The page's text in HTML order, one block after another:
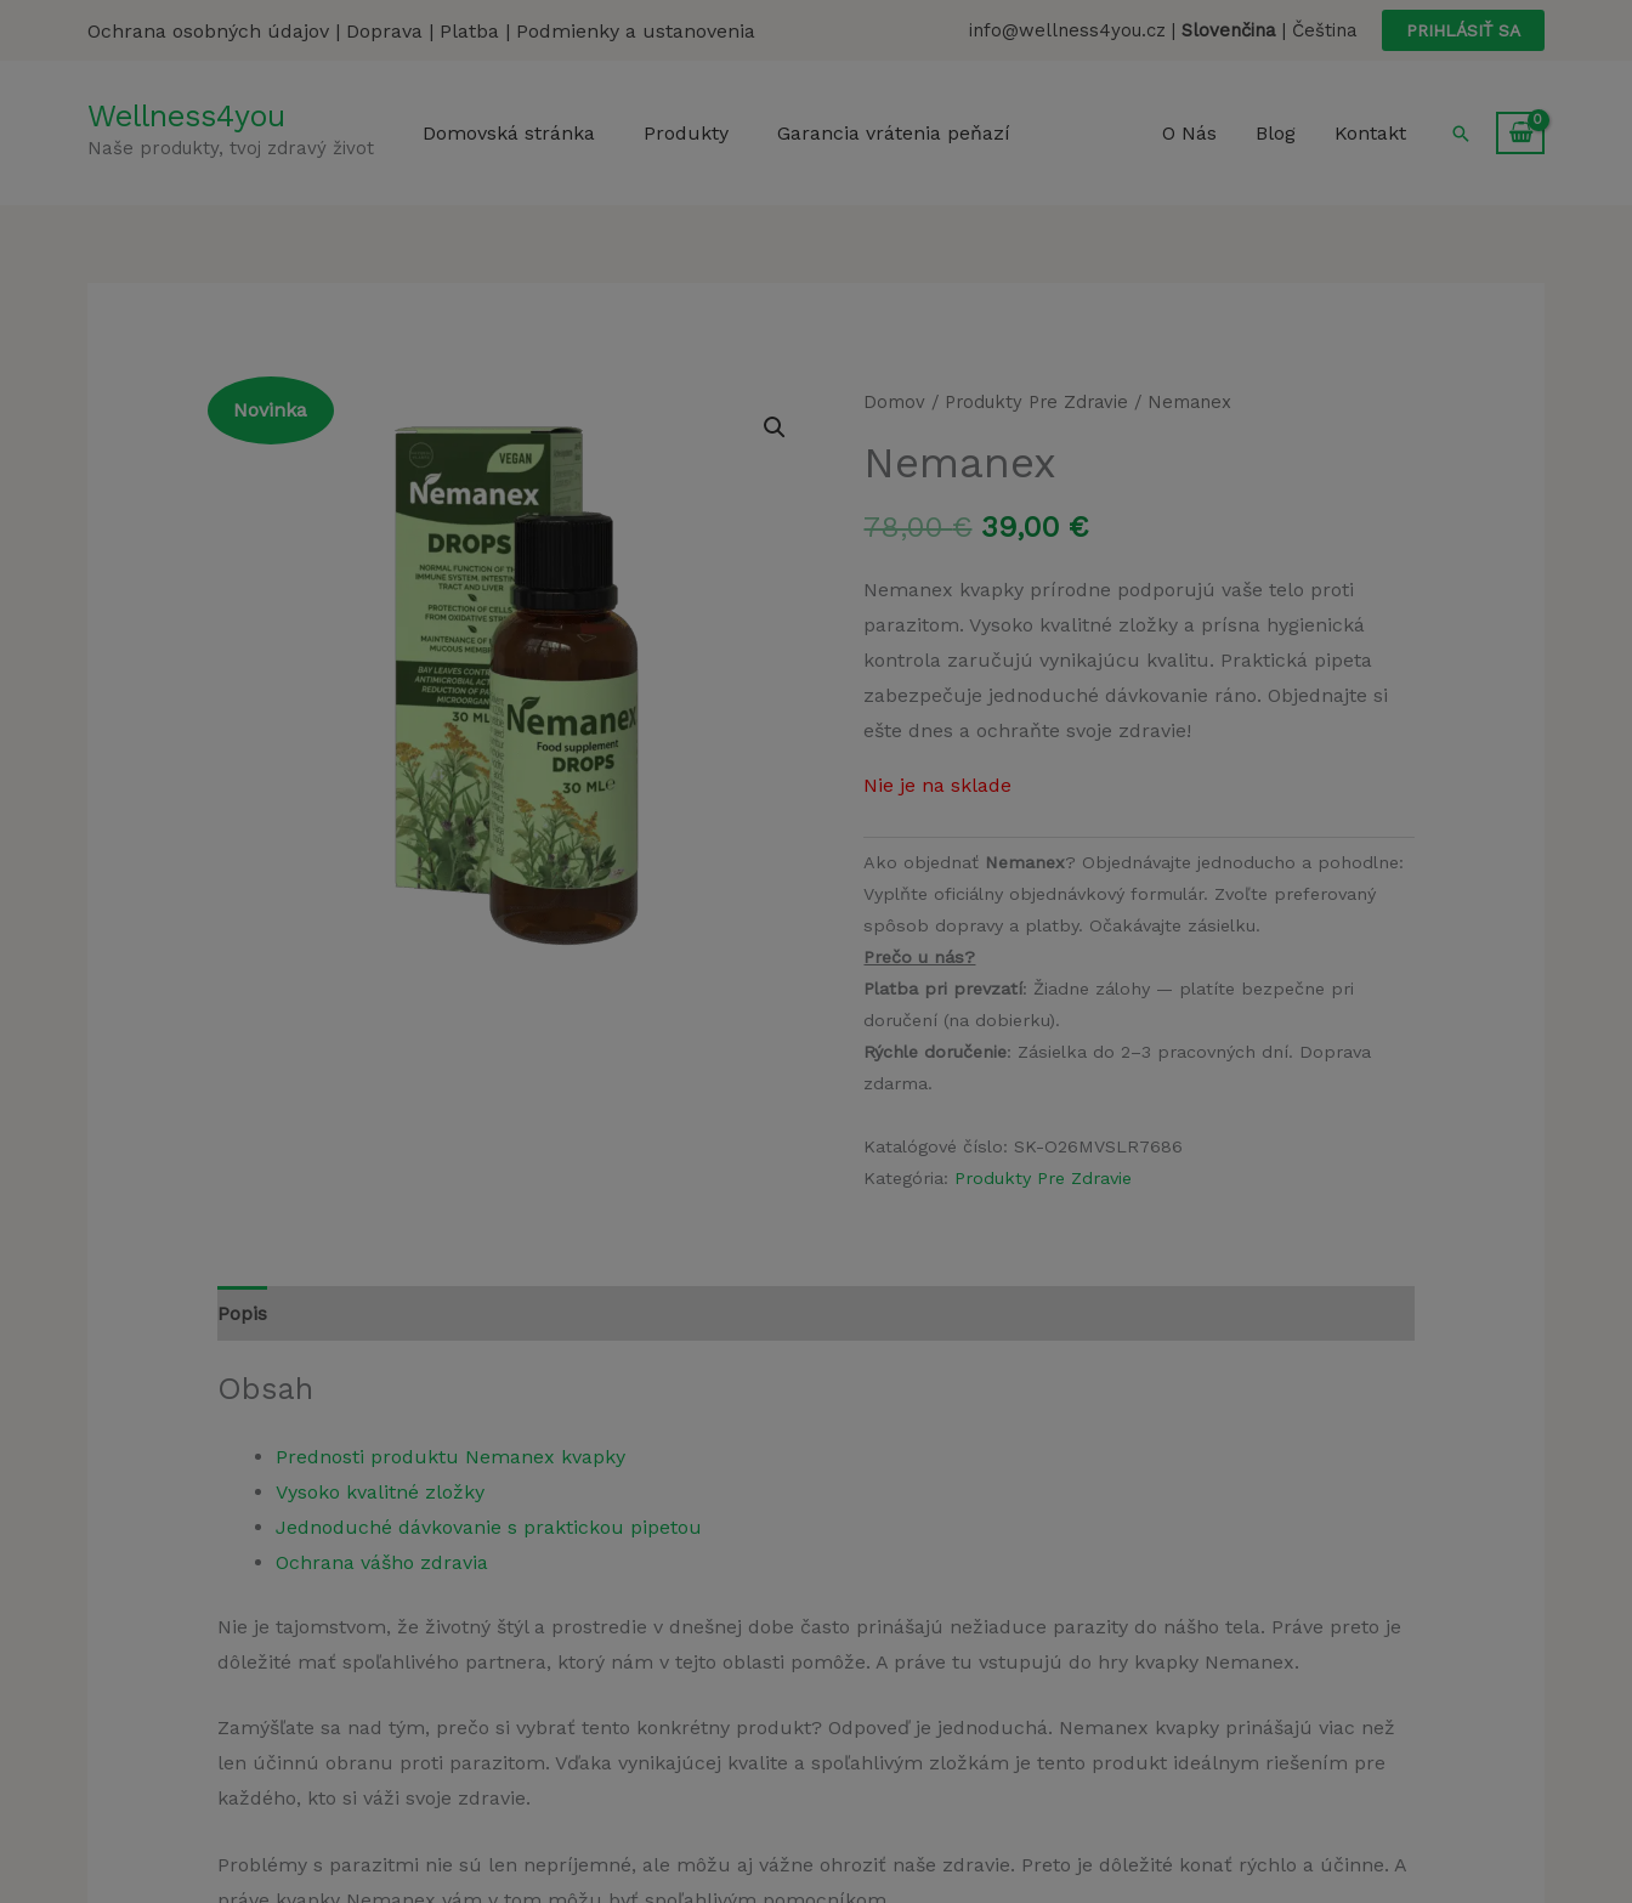
Ochrana osobných údajov | Doprava | Platba | Podmienky a ustanovenia info@wellness4you.cz | Slovenčina | Čeština PRIHLÁSIŤ SA
Wellness4you
Naše produkty, tvoj zdravý život
Domovská stránka Produkty Garancia vrátenia peňazí O Nás Blog Kontakt Hľadať
Novinka Domov / Produkty Pre Zdravie / Nemanex
Nemanex
78,00€ Pôvodná
cena
bola:
78,00 €.
39,00 €Aktuálna
cena
je:
39,00 €.
Nemanex kvapky prírodne podporujú vaše telo proti
parazitom. Vysoko kvalitné zložky a prísna hygienická
kontrola zaručujú vynikajúcu kvalitu. Praktická pipeta
zabezpečuje jednoduché dávkovanie ráno. Objednajte si
ešte dnes a ochraňte svoje zdravie!
Nie je na sklade
Ako objednať Nemanex? Objednávajte jednoducho a pohodlne:
Vyplňte oficiálny objednávkový formulár. Zvoľte preferovaný
spôsob dopravy a platby. Očakávajte zásielku.
Prečo u nás?
Platba pri prevzatí: Žiadne zálohy — platíte bezpečne pri
doručení (na dobierku).
Rýchle doručenie: Zásielka do 2–3 pracovných dní. Doprava
zdarma.
Katalógové číslo: SK-O26MVSLR7686
Kategória: Produkty Pre Zdravie
Popis
Obsah
Prednosti produktu Nemanex kvapky
Vysoko kvalitné zložky
Jednoduché dávkovanie s praktickou pipetou
Ochrana vášho zdravia
Nie je tajomstvom, že životný štýl a prostredie v dnešnej dobe často prinášajú nežiaduce parazity do nášho tela. Práve preto je
dôležité mať spoľahlivého partnera, ktorý nám v tejto oblasti pomôže. A práve tu vstupujú do hry kvapky Nemanex.
Zamýšľate sa nad tým, prečo si vybrať tento konkrétny produkt? Odpoveď je jednoduchá. Nemanex kvapky prinášajú viac než
len účinnú obranu proti parazitom. Vďaka vynikajúcej kvalite a spoľahlivým zložkám je tento produkt ideálnym riešením pre
každého, kto si váži svoje zdravie.
Problémy s parazitmi nie sú len nepríjemné, ale môžu aj vážne ohroziť naše zdravie. Preto je dôležité konať rýchlo a účinne. A